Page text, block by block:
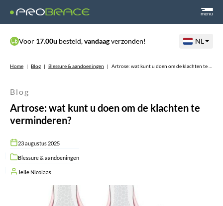
menu
Voor 17.00u besteld,vandaagverzonden! NL
Home | Blog | Blessure & aandoeningen | Artrose: wat kunt u doen om de klachten te verminderen?
Blog
Artrose: wat kunt u doen om de klachten te
verminderen?
23 augustus 2025
Blessure & aandoeningen
Jelle Nicolaas